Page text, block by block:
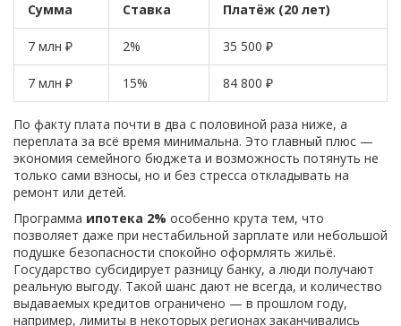
Сумма Ставка Платёж (20 лет)
7 млн ₽ 2% 35 500 ₽
7 млн ₽ 15% 84 800 ₽
По факту плата почти в два с половиной раза ниже, а
переплата за всё время минимальна. Это главный плюс —
экономия семейного бюджета и возможность потянуть не
только сами взносы, но и без стресса откладывать на
ремонт или детей.
Программа ипотека 2% особенно крута тем, что
позволяет даже при нестабильной зарплате или небольшой
подушке безопасности спокойно оформлять жильё.
Государство субсидирует разницу банку, а люди получают
реальную выгоду. Такой шанс дают не всегда, и количество
выдаваемых кредитов ограничено — в прошлом году,
например, лимиты в некоторых регионах заканчивались